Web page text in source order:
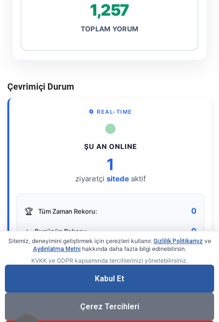
1,257
TOPLAM YORUM
Çevrimiçi Durum
🔄 REAL-TIME
●
ŞU AN ONLINE
1
ziyaretçi sitede aktif
🏆 Tüm Zaman Rekoru: 0
⭐ Bugünün Rekoru: 0
Gerçek zamanlı sayaç
Sitemiz, deneyimini geliştirmek için çerezleri kullanır. Gizlilik Politikamız ve
Aydınlatma Metni hakkında daha fazla bilgi edinebilirsin.
KVKK ve GDPR kapsamında tercihlerinizi yönetebilirsiniz.
Kabul Et
Çerez Tercihleri